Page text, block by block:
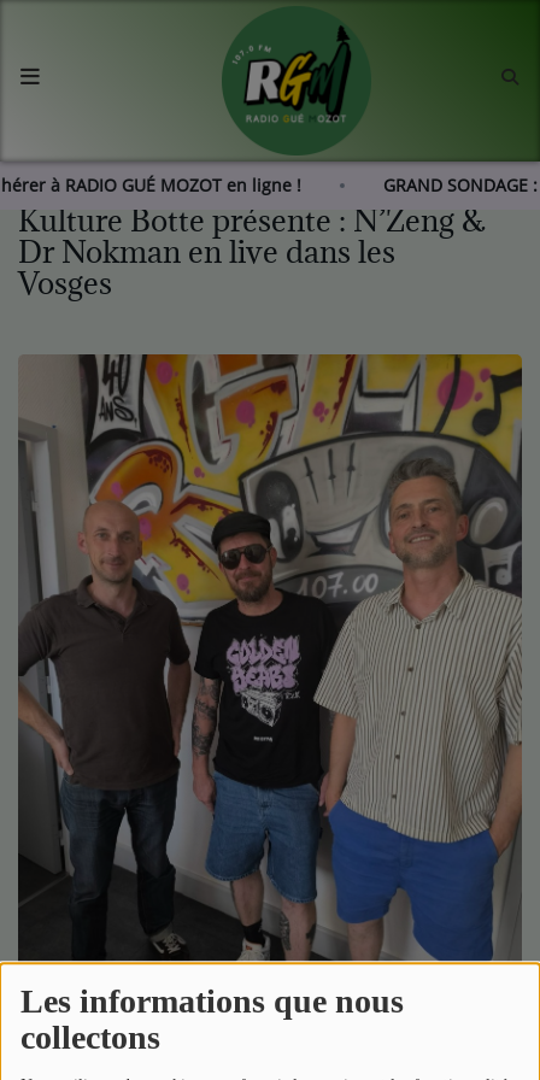
Les informations que nous
collectons
à RADIO GUÉ MOZOT en ligne ! GRAND
Agenda
Les actus de RGM
L'histoire de RGM
Radio
Emissions
Equipes
Médias
Podcasts
Photos
Participez
Dédicaces
Jeux Concours
Contact
Kulture Botte présente : N’Zeng &
Dr Nokman en live dans les
Vosges